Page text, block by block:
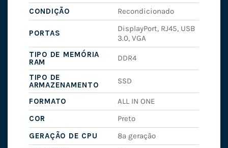
CONDIÇÃO
Recondicionado
PORTAS
DisplayPort, RJ45, USB
3.0, VGA
TIPO DE MEMÓRIA
RAM
DDR4
TIPO DE
ARMAZENAMENTO
SSD
FORMATO
ALL IN ONE
COR
Preto
GERAÇÃO DE CPU
8ª geração